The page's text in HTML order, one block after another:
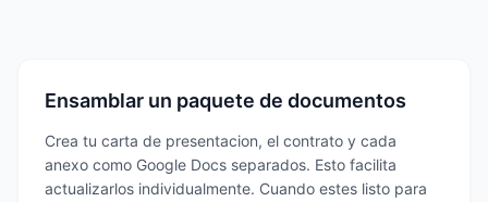
Ensamblar un paquete de documentos
Crea tu carta de presentacion, el contrato y cada
anexo como Google Docs separados. Esto facilita
actualizarlos individualmente. Cuando estes listo para